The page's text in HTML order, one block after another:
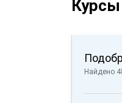
Найдено